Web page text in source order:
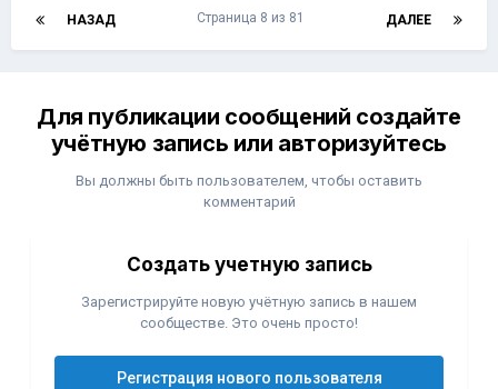
НАЗАД ДАЛЕЕ
Страница 8 из 81
Для публикации сообщений создайте
учётную запись или авторизуйтесь
Вы должны быть пользователем, чтобы оставить
комментарий
Создать учетную запись
Зарегистрируйте новую учётную запись в нашем
сообществе. Это очень просто!
Регистрация нового пользователя